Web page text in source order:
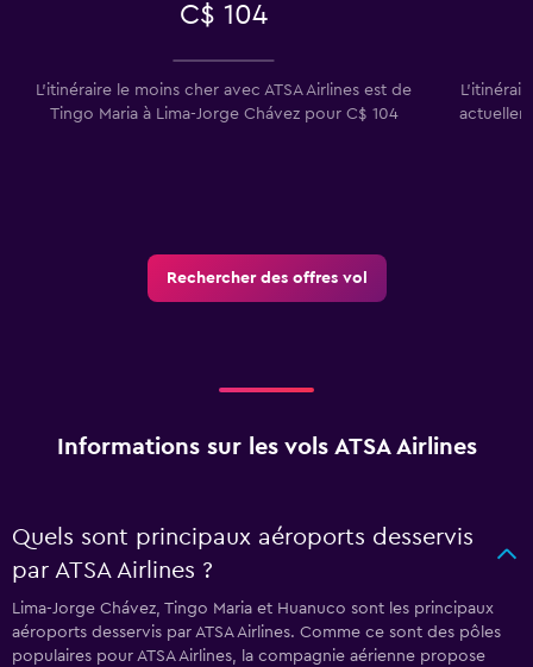
C$ 104
L'itinéraire le moins cher avec ATSA Airlines est de
Tingo Maria à Lima-Jorge Chávez pour C$ 104
Rechercher des offres vol
Informations sur les vols ATSA Airlines
Quels sont principaux aéroports desservis
par ATSA Airlines ?
Lima-Jorge Chávez, Tingo Maria et Huanuco sont les principaux
aéroports desservis par ATSA Airlines. Comme ce sont des pôles
populaires pour ATSA Airlines, la compagnie aérienne propose